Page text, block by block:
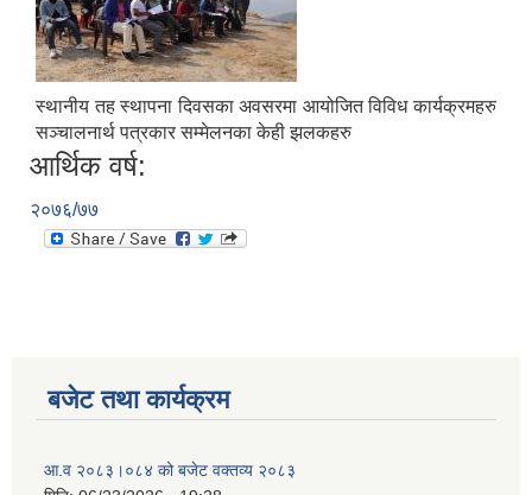
स्थानीय तह स्थापना दिवसका अवसरमा आयोजित विविध कार्यक्रमहरु
सञ्चालनार्थ पत्रकार सम्मेलनका केही झलकहरु
आर्थिक वर्ष:
२०७६/७७
बजेट तथा कार्यक्रम
आ.व २०८३।०८४ को बजेट वक्तव्य २०८३